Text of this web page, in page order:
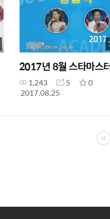
2017년 8월 스타마스
1,243 5
0
2017.08.25